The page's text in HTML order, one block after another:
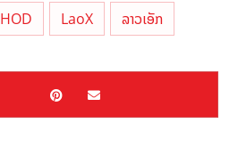
HOD LaoX ລາວເອັກ